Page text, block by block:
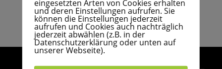
WERKSTOFFE
AUSBILDUNG
LEISTUNGSSPEKTRUM
PERFLUORKATSCHUK
ANFRAGE
eingesetzten Arten von Cookies erhalten
und deren Einstellungen aufrufen. Sie
können die Einstellungen jederzeit
aufrufen und Cookies auch nachträglich
jederzeit abwählen (z.B. in der
Datenschutzerklärung oder unten auf
unserer Webseite).